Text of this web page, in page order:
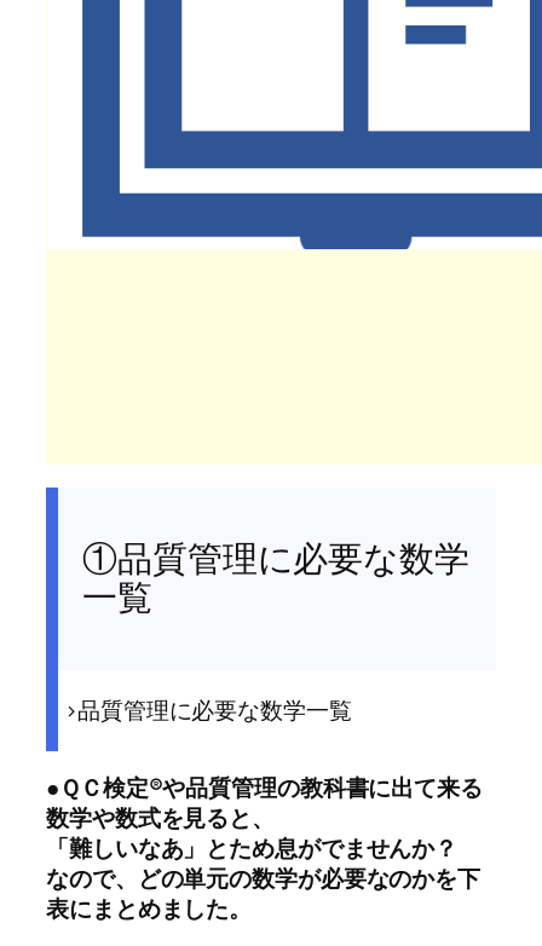
①品質管理に必要な数学
一覧
>品質管理に必要な数学一覧
●ＱＣ検定®や品質管理の教科書に出て来る
数学や数式を見ると、
「難しいなあ」とため息がでませんか？
なので、どの単元の数学が必要なのかを下
表にまとめました。